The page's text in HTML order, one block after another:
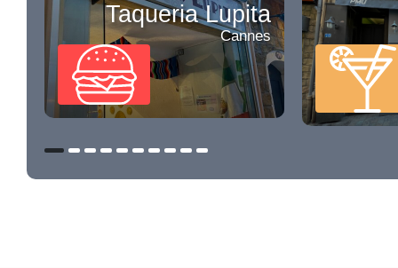
Taqueria Lupita
Cannes